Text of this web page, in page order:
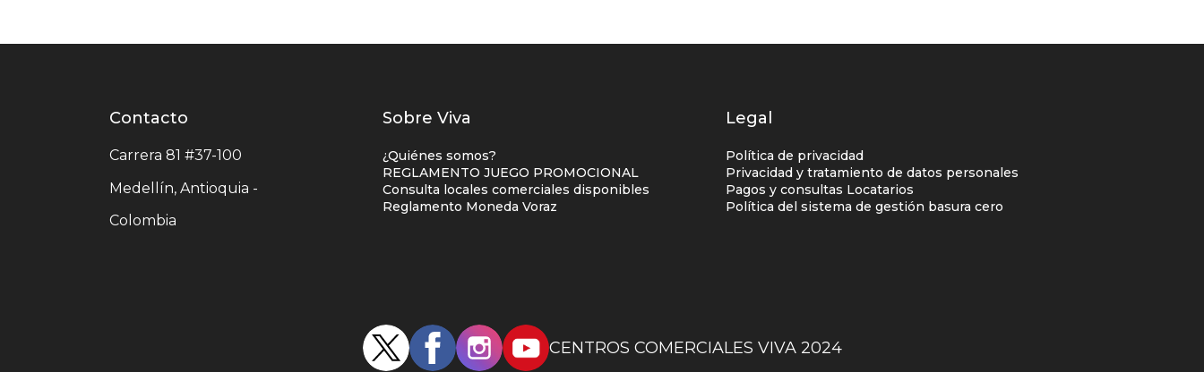
Contacto
centro
Contacto
Carrera 81 #37-100
Medellín, Antioquia -
Colombia
Listados
enlaces
centro
comercial
Sobre Viva
¿Quiénes somos?
REGLAMENTO JUEGO PROMOCIONAL
Consulta locales comerciales disponibles
Reglamento Moneda Voraz
Legal
Política de privacidad
Privacidad y tratamiento de datos personales
Pagos y consultas Locatarios
Política del sistema de gestión basura cero
CENTROS COMERCIALES VIVA 2024